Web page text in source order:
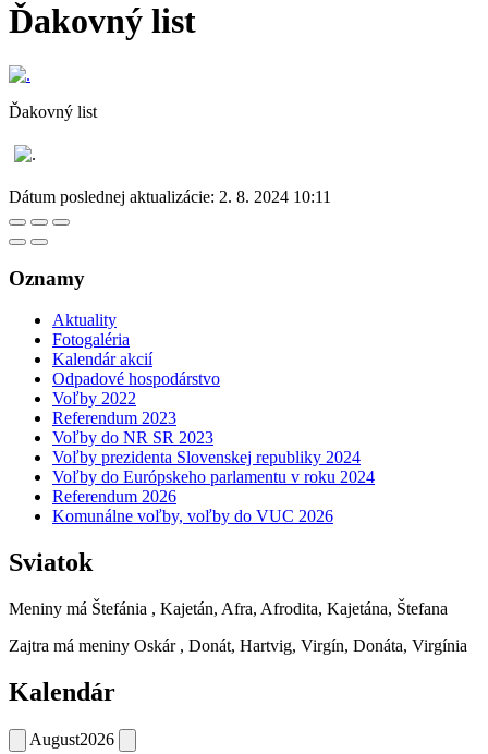
Ďakovný list
Ďakovný list
Dátum poslednej aktualizácie: 2. 8. 2024 10:11
Oznamy
Aktuality
Fotogaléria
Kalendár akcií
Odpadové hospodárstvo
Voľby 2022
Referendum 2023
Voľby do NR SR 2023
Voľby prezidenta Slovenskej republiky 2024
Voľby do Európskeho parlamentu v roku 2024
Referendum 2026
Komunálne voľby, voľby do VUC 2026
Sviatok
Meniny má Štefánia , Kajetán, Afra, Afrodita, Kajetána, Štefana
Zajtra má meniny Oskár , Donát, Hartvig, Virgín, Donáta, Virgínia
Kalendár
August2026